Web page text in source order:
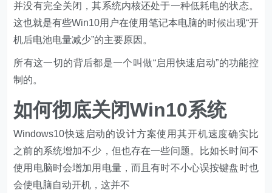
并没有完全关闭，其系统内核还处于一种低耗电的状态。
这也就是有些Win10用户在使用笔记本电脑的时候出现“开
机后电池电量减少”的主要原因。
所有这一切的背后都是一个叫做“启用快速启动”的功能控
制的。
如何彻底关闭Win10系统
Windows10快速启动的设计方案使用其开机速度确实比
之前的系统增加不少，但也存在一些问题。比如长时间不
使用电脑时会增加用电量，而且有时不小心误按键盘时也
会使电脑自动开机，这并不